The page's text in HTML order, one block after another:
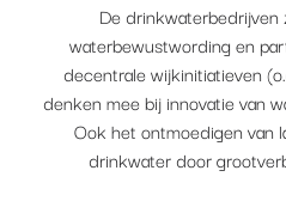
De
waterbewustwording en
decentrale wijkinitiatieven
denken mee bij innovatie van
Ook het ontmoedigen van
drinkwater door